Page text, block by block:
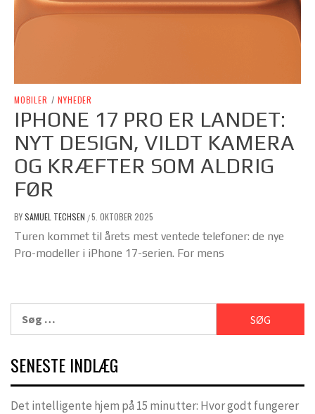
MOBILER / NYHEDER
IPHONE 17 PRO ER LANDET:
NYT DESIGN, VILDT KAMERA
OG KRÆFTER SOM ALDRIG
FØR
BYSAMUEL TECHSEN /5. OKTOBER 2025
Turen kommet til årets mest ventede telefoner: de nye
Pro-modeller i iPhone 17-serien. For mens
efter:
SENESTE INDLÆG
Det intelligente hjem på 15 minutter: Hvor godt fungerer